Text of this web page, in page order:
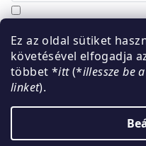
Ez az oldal sütiket
követésével elfogadja
többet *itt(*illessze be
linket).
nevem és e-mail címem
neverészemre e-mail
küldjön. Kijelentem,
elolvastam.
bármikor